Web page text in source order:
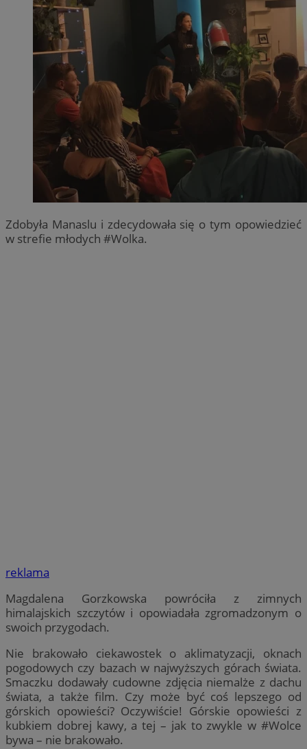
Zdobyła Manaslu i zdecydowała się o tym opowiedzieć
w strefie młodych #Wolka.
reklama
Magdalena Gorzkowska powróciła z zimnych
himalajskich szczytów i opowiadała zgromadzonym o
swoich przygodach.
Nie brakowało ciekawostek o aklimatyzacji, oknach
pogodowych czy bazach w najwyższych górach świata.
Smaczku dodawały cudowne zdjęcia niemalże z dachu
świata, a także film. Czy może być coś lepszego od
górskich opowieści? Oczywiście! Górskie opowieści z
kubkiem dobrej kawy, a tej – jak to zwykle w #Wolce
bywa – nie brakowało.